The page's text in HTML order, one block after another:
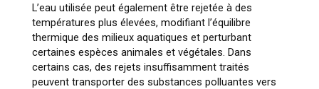
L’eau utilisée peut également être rejetée à des
températures plus élevées, modifiant l’équilibre
thermique des milieux aquatiques et perturbant
certaines espèces animales et végétales. Dans
certains cas, des rejets insuffisamment traités
peuvent transporter des substances polluantes vers